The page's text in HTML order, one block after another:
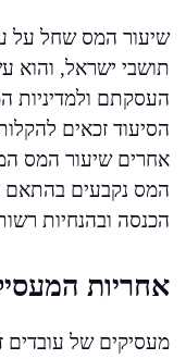
שיעור המס שחל על
תושבי ישראל, והוא
העסקתם ולמדיניות
הסיעוד זכאים
אחרים שיעור המס
המס נקבעים בהתאם
הכנסה ובהנחיות
אחריות
מעסיקים של עובדים